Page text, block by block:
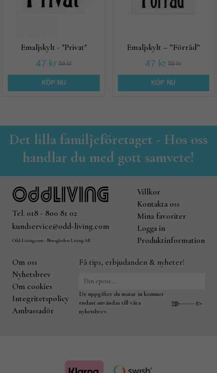
Emaljskylt - "Privat"
47 kr 59 kr
KÖP NU
Emaljskylt – ”Förråd”
47 kr 59 kr
KÖP NU
Det lilla familjeföretaget - Hos oss
handlar du med gott samvete!
Tel. 018 - 800 81 02
kundservice@odd-living.com
Odd-Living.com - Norrgården Living AB
Villkor
Kontakta oss
Mina favoriter
Logga in
Produktinformation
Om oss
Nyhetsbrev
Om cookies
Integritetspolicy
Ambassadör
Få tips, erbjudanden & nyheter!
De uppgifter du matar in kommer
endast användas till våra
nyhetsbrev.